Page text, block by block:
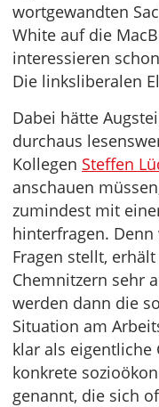
wortgewandten
White auf die
interessieren
Die linksliberalen
Dabei hätte
durchaus
Kollegen Steffen
anschauen
zumindest mit
hinterfragen.
Fragen stellt,
Chemnitzern sehr
werden dann die
Situation am
klar als
konkrete
genannt, die sich